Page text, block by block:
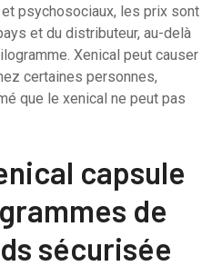
psychosociaux, les prix sont
et du distributeur, au-delà
Xenical peut causer
certaines personnes,
que le xenical ne peut pas
capsule
de
sécurisée